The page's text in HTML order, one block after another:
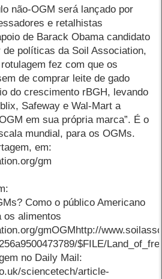
não-OGM será lançado por
e retalhistas
de Barack Obama candidato
políticas da Soil Association,
fez com que os
de comprar leite de gado
do crescimento rBGH, levando
Safeway e Wal-Mart a
em sua própria marca”. É o
mundial, para os OGMs.
em:
gm
Como o público Americano
os alimentos
gmOGMhttp://
$FILE/
no Daily Mail:
sciencetech/article-